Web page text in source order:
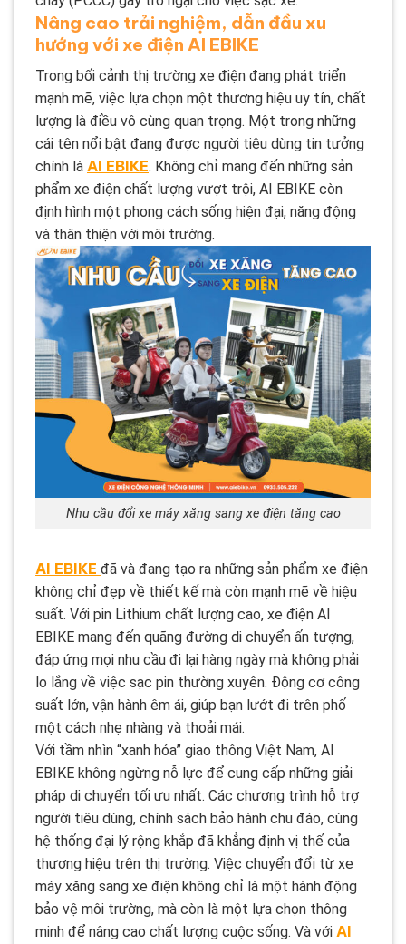
Nâng cao trải nghiệm, dẫn đầu xu
hướng với xe điện AI EBIKE
Trong bối cảnh thị trường xe điện đang phát triển
mạnh mẽ, việc lựa chọn một thương hiệu uy tín, chất
lượng là điều vô cùng quan trọng. Một trong những
cái tên nổi bật đang được người tiêu dùng tin tưởng
chính là AI EBIKE. Không chỉ mang đến những sản
phẩm xe điện chất lượng vượt trội, AI EBIKE còn
định hình một phong cách sống hiện đại, năng động
và thân thiện với môi trường.
Nhu cầu đổi xe máy xăng sang xe điện tăng cao
AI EBIKE đã và đang tạo ra những sản phẩm xe điện
không chỉ đẹp về thiết kế mà còn mạnh mẽ về hiệu
suất. Với pin Lithium chất lượng cao, xe điện AI
EBIKE mang đến quãng đường di chuyển ấn tượng,
đáp ứng mọi nhu cầu đi lại hàng ngày mà không phải
lo lắng về việc sạc pin thường xuyên. Động cơ công
suất lớn, vận hành êm ái, giúp bạn lướt đi trên phố
một cách nhẹ nhàng và thoải mái.
Với tầm nhìn “xanh hóa” giao thông Việt Nam, AI
EBIKE không ngừng nỗ lực để cung cấp những giải
pháp di chuyển tối ưu nhất. Các chương trình hỗ trợ
người tiêu dùng, chính sách bảo hành chu đáo, cùng
hệ thống đại lý rộng khắp đã khẳng định vị thế của
thương hiệu trên thị trường. Việc chuyển đổi từ xe
máy xăng sang xe điện không chỉ là một hành động
bảo vệ môi trường, mà còn là một lựa chọn thông
minh để nâng cao chất lượng cuộc sống. Và với AI